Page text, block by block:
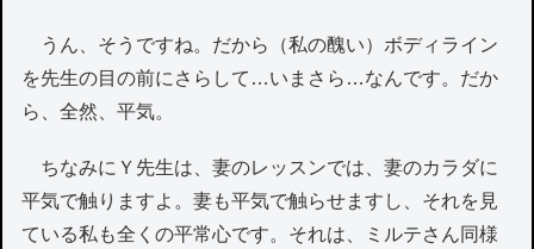
うん、そうですね。だから（私の醜い）ボディライン
を先生の目の前にさらして…いまさら…なんです。だか
ら、全然、平気。
ちなみにＹ先生は、妻のレッスンでは、妻のカラダに
平気で触りますよ。妻も平気で触らせますし、それを見
ている私も全くの平常心です。それは、ミルテさん同様